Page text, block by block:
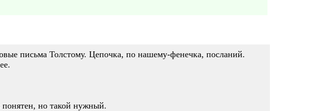
письма Толстому. Цепочка, по нашему-фенечка, посланий.
но такой нужный.